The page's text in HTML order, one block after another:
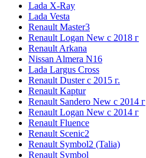
Lada X-Ray
Lada Vesta
Renault Master3
Renault Logan New с 2018 г
Renault Arkana
Nissan Almera N16
Lada Largus Cross
Renault Duster с 2015 г.
Renault Kaptur
Renault Sandero New с 2014 г
Renault Logan New с 2014 г
Renault Fluence
Renault Scenic2
Renault Symbol2 (Talia)
Renault Symbol